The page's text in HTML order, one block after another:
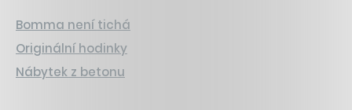
Bomma není tichá
Originální hodinky
Nábytek z betonu